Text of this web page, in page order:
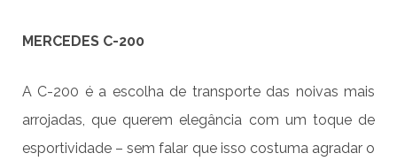
MERCEDES C-200
A C-200 é a escolha de transporte das noivas mais
arrojadas, que querem elegância com um toque de
esportividade – sem falar que isso costuma agradar o